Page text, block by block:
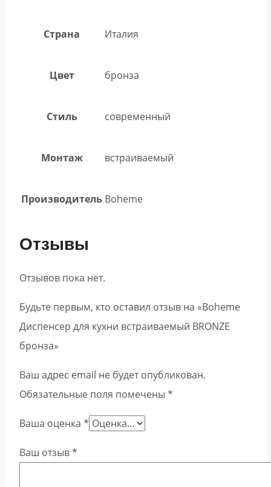
Страна Италия
Цвет бронза
Стиль современный
Монтаж встраиваемый
Производитель Boheme
Отзывы
Отзывов пока нет.
Будьте первым, кто оставил отзыв на «Boheme
Диспенсер для кухни встраиваемый BRONZE
бронза»
Ваш адрес email не будет опубликован.
Обязательные поля помечены *
Ваша оценка *
Ваш отзыв*